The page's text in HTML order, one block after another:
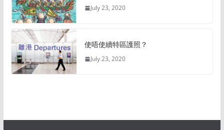
July 23, 2020
使唔使續特區護照？
July 23, 2020